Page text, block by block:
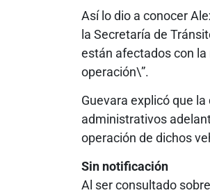
Así lo dio a conocer
la Secretaría de
están afectados con
operación\”.
Guevara explicó que
administrativos
operación de dichos
Sin notificación
Al ser consultado